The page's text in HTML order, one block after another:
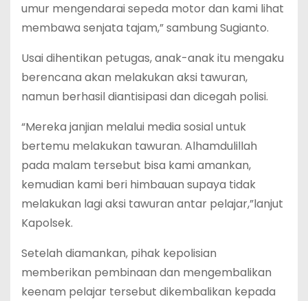
umur mengendarai sepeda motor dan kami lihat
membawa senjata tajam,” sambung Sugianto.
Usai dihentikan petugas, anak-anak itu mengaku
berencana akan melakukan aksi tawuran,
namun berhasil diantisipasi dan dicegah polisi.
“Mereka janjian melalui media sosial untuk
bertemu melakukan tawuran. Alhamdulillah
pada malam tersebut bisa kami amankan,
kemudian kami beri himbauan supaya tidak
melakukan lagi aksi tawuran antar pelajar,”lanjut
Kapolsek.
Setelah diamankan, pihak kepolisian
memberikan pembinaan dan mengembalikan
keenam pelajar tersebut dikembalikan kepada